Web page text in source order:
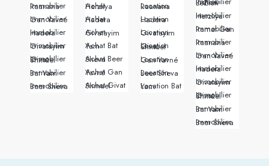
Immobilier Raanana
Immobilier Gan Yavné
Immobilier Hadera
Immobilier Givatayim
Immobilier Givat Shmuel
Immobilier Bat Yam
Immobilier Beer Sheva
Achat Herzliya
Achat Hadera
Achat Givatayim
Achat Bat Yam
Achat Beer Sheva
Achat Gan Yavné
Achat Givat Shmuel
Location Raanana
Location Hadera
Location Givatayim
Location Givat Shmuel
Location Gan Yavné
Location Beer Sheva
Location Bat Yam
Immobilier Rishon LeZion
Immobilier Herzliya
Immobilier Ramat Gan
Immobilier Raanana
Immobilier Gan Yavné
Immobilier Hadera
Immobilier Givatayim
Immobilier Givat Shmuel
Immobilier Bat Yam
Immobilier Beer Sheva